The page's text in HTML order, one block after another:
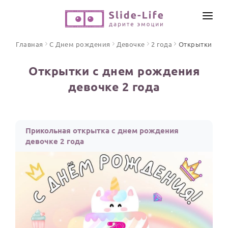
Открытки
ПРАЗДНИКИ
С Днем рождения
Юбилей
ИНСТРУМЕНТЫ
ОТЗЫВЫ
Главная С Днем рождения Девочке 2 года Открытки
Открытки с днем рождения
девочке 2 года
Прикольная открытка с днем рождения
девочке 2 года